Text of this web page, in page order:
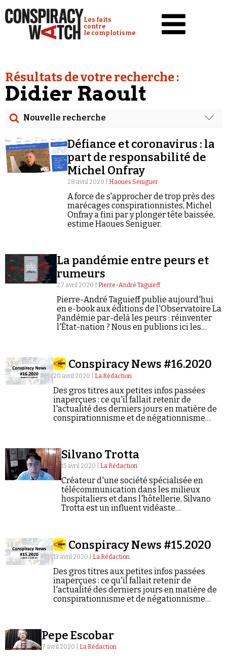
Conspiracy Watch :
Les faits
contre
le complotisme
Analyses
Conspipédia
Vidéos
Émissions
Revues de presse
Faire un don
Demander à Vera
Résultats de votre recherche :
Didier Raoult
Nouvelle recherche
Date
Rechercher dans tous les contenus
Cibler votre recherche
Rechercher
Défiance et coronavirus : la
part de responsabilité de
Michel Onfray
28 avril 2020 | Haoues Seniguer
A force de s'approcher de trop près des
marécages conspirationnistes, Michel
Onfray a fini par y plonger tête baissée,
estime Haoues Seniguer.
La pandémie entre peurs et
rumeurs
27 avril 2020 | Pierre-André Taguieff
Pierre-André Taguieff publie aujourd'hui
en e-book aux éditions de l'Observatoire La
Pandémie par-delà les peurs : réinventer
l'État-nation ? Nous en publions ici les
Conspiracy News #16.2020
20 avril 2020 | La Rédaction
Des gros titres aux petites infos passées
inaperçues : ce qu'il fallait retenir de
l'actualité des derniers jours en matière de
conspirationnisme et de négationnisme
Silvano Trotta
15 avril 2020 | La Rédaction
Créateur d'une société spécialisée en
télécommunication dans les milieux
hospitaliers et dans l'hôtellerie, Silvano
Trotta est un influent vidéaste
Conspiracy News #15.2020
13 avril 2020 | La Rédaction
Des gros titres aux petites infos passées
inaperçues : ce qu'il fallait retenir de
l'actualité des derniers jours en matière de
conspirationnisme et de négationnisme
Pepe Escobar
7 avril 2020 | La Rédaction